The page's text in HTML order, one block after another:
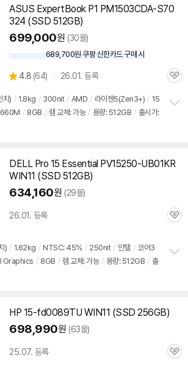
ASUS ExpertBook P1 PM1503CDA-S70
324 (SSD 512GB)
699,000원 (30몰)
할
가
689,700원 쿠팡 신한카드 구매 시
별
점
4.8 (상
리
뷰
64) 26.01. 등록
관
) / 1.8kg / 300nit / AMD / 라이젠5(Zen3+) / 15
/ 8GB / 램 교체: 가능 / 용량: 512GB / 출시가:
기
DELL Pro 15 Essential PV15250-UB01KR
WIN11 (SSD 512GB)
634,160원 (29몰)
26.01. 등록
관
) / 1.62kg / NTSC: 45% / 250nit / 인텔 / 코어3
Graphics / 8GB / 램 교체: 가능 / 용량: 512GB / 출
HP 15-fd0089TU WIN11 (SSD 256GB)
698,990원 (63몰)
25.07. 등록
관